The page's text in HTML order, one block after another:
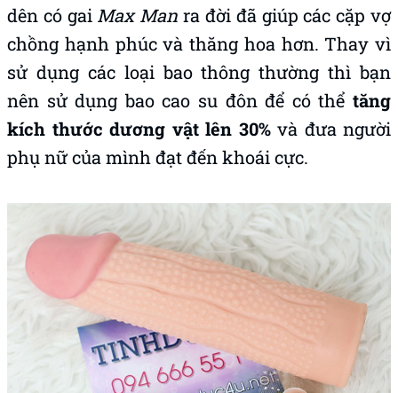
dên có gai Max Man ra đời đã giúp các cặp vợ
chồng hạnh phúc và thăng hoa hơn. Thay vì
sử dụng các loại bao thông thường thì bạn
nên sử dụng bao cao su đôn để có thể tăng
kích thước dương vật lên 30%và đưa người
phụ nữ của mình đạt đến khoái cực.